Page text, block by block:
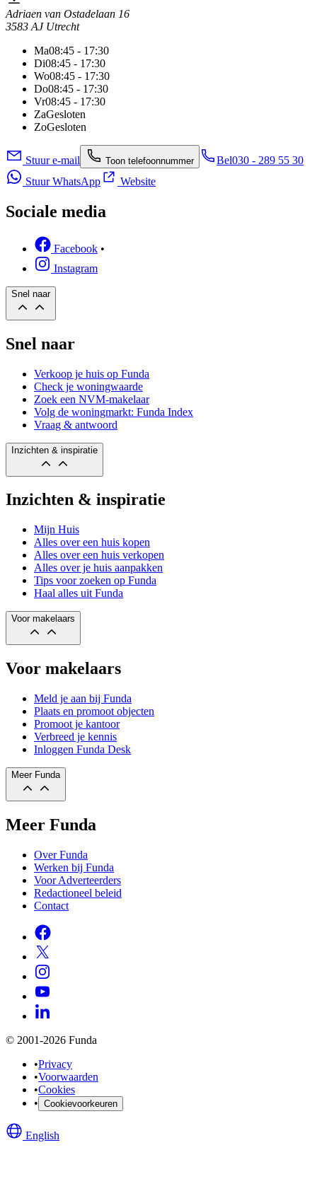
Adriaen van Ostadelaan 16
3583 AJ Utrecht
Ma08:45 - 17:30
Di08:45 - 17:30
Wo08:45 - 17:30
Do08:45 - 17:30
Vr08:45 - 17:30
ZaGesloten
ZoGesloten
Stuur e-mail Toon telefoonnummer Bel030 - 289 55 30
Stuur WhatsApp
Website
Sociale media
Facebook •
Instagram
Snel naar
Snel naar
Verkoop je huis op Funda
Check je woningwaarde
Zoek een NVM-makelaar
Volg de woningmarkt: Funda Index
Vraag & antwoord
Inzichten & inspiratie
Inzichten & inspiratie
Mijn Huis
Alles over een huis kopen
Alles over een huis verkopen
Alles over je huis aanpakken
Tips voor zoeken op Funda
Haal alles uit Funda
Voor makelaars
Voor makelaars
Meld je aan bij Funda
Plaats en promoot objecten
Promoot je kantoor
Verbreed je kennis
Inloggen Funda Desk
Meer Funda
Meer Funda
Over Funda
Werken bij Funda
Voor Adverteerders
Redactioneel beleid
Contact
© 2001-2026 Funda
•Privacy
•Voorwaarden
•Cookies
• Cookievoorkeuren
English